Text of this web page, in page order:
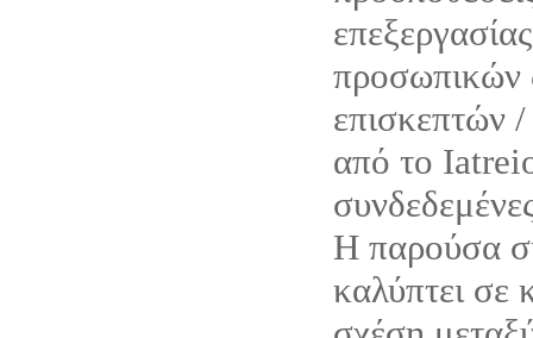
προσωπικών
επισκεπτών
από το
Η παρούσα
καλύπτει σε